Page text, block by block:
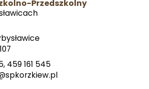
Przedszkolny
, 459 161 545